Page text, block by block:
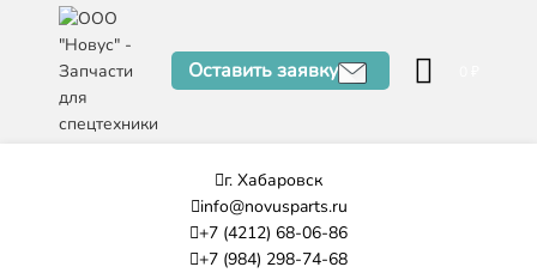
Оставить заявку
г. Хабаровск
info@novusparts.ru
+7 (4212) 68-06-86
+7 (984) 298-74-68